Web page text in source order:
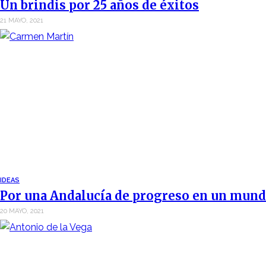
Un brindis por 25 años de éxitos
21 MAYO, 2021
IDEAS
Por una Andalucía de progreso en un
20 MAYO, 2021